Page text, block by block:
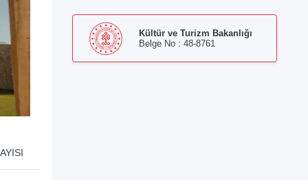
Kültür ve Turizm Bakanlığı
Belge No : 48-8761